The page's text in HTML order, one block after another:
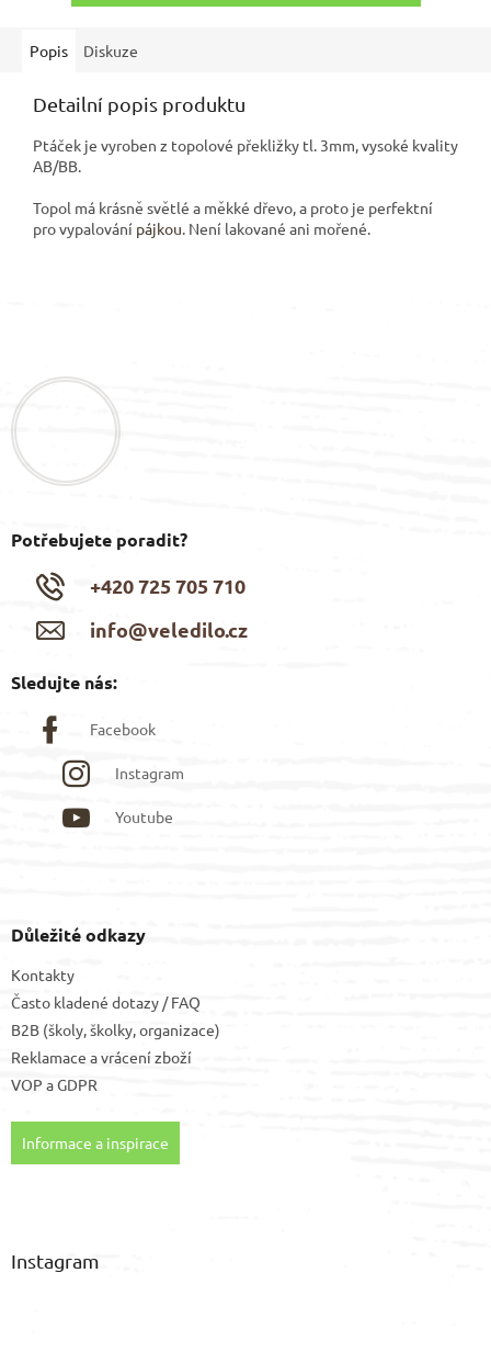
Popis Diskuze
Detailní popis produktu
Ptáček je vyroben z topolové překližky tl. 3mm, vysoké kvality
AB/BB.
Topol má krásně světlé a měkké dřevo, a proto je perfektní
pro vypalování pájkou. Není lakované ani mořené.
Potřebujete poradit?
+420 725 705 710
info@veledilo.cz
Sledujte nás:
Facebook
Instagram
Youtube
Důležité odkazy
Kontakty
Často kladené dotazy / FAQ
B2B (školy, školky, organizace)
Reklamace a vrácení zboží
VOP aGDPR
Informace a inspirace
Instagram